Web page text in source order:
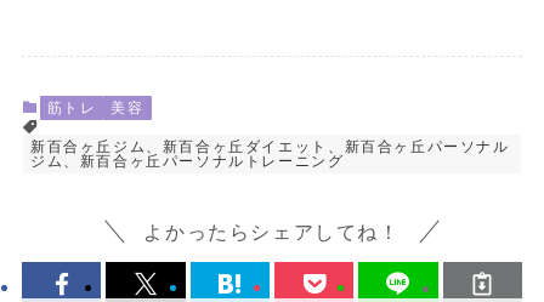
筋トレ 美容
新百合ヶ丘ジム、新百合ヶ丘ダイエット、新百合ヶ丘パーソナル
ジム、新百合ヶ丘パーソナルトレーニング
よかったらシェアしてね！